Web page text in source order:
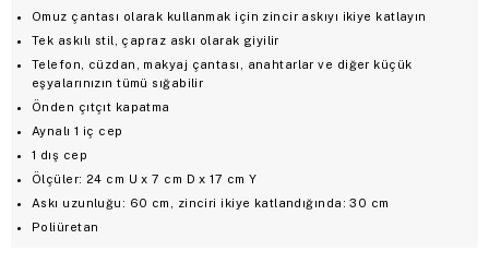
Omuz çantası olarak kullanmak için zincir askıyı ikiye katlayın
Tek askılı stil, çapraz askı olarak giyilir
Telefon, cüzdan, makyaj çantası, anahtarlar ve diğer küçük
eşyalarınızın tümü sığabilir
Önden çıtçıt kapatma
Aynalı 1 iç cep
1 dış cep
Ölçüler: 24 cm U x 7 cm D x 17 cm Y
Askı uzunluğu: 60 cm, zinciri ikiye katlandığında: 30 cm
Poliüretan